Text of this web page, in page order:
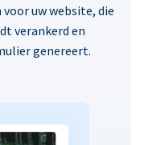
voor uw website, die
verankerd en
genereert.